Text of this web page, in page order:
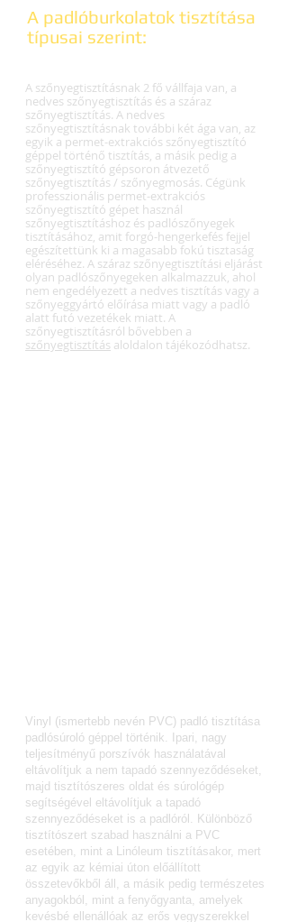
A padlóburkolatok tisztítása
típusai szerint:
A szőnyegtisztításnak 2 fő vállfaja van, a
nedves szőnyegtisztítás és a száraz
szőnyegtisztítás. A nedves
szőnyegtisztításnak további két ága van, az
egyik a permet-extrakciós szőnyegtisztító
géppel történő tisztítás, a másik pedig a
szőnyegtisztító gépsoron átvezető
szőnyegtisztítás / szőnyegmosás. Cégünk
professzionális permet-extrakciós
szőnyegtisztító gépet használ
szőnyegtisztításhoz és padlószőnyegek
tisztításához, amit forgó-hengerkefés fejjel
egészítettünk ki a magasabb fokú tisztaság
eléréséhez. A száraz szőnyegtisztítási eljárást
olyan padlószőnyegeken alkalmazzuk, ahol
nem engedélyezett a nedves tisztítás vagy a
szőnyeggyártó előírása miatt vagy a padló
alatt futó vezetékek miatt. A
szőnyegtisztításról bővebben a
szőnyegtisztítás aloldalon tájékozódhatsz.
Vinyl (ismertebb nevén PVC) padló tisztítása
padlósúroló géppel történik. Ipari, nagy
teljesítményű porszívók használatával
eltávolítjuk a nem tapadó szennyeződéseket,
majd tisztítószeres oldat és súrológép
segítségével eltávolítjuk a tapadó
szennyeződéseket is a padlóról. Különböző
tisztítószert szabad használni a PVC
esetében, mint a Linóleum tisztításakor, mert
az egyik az kémiai úton előállított
összetevőkből áll, a másik pedig természetes
anyagokból, mint a fenyőgyanta, amelyek
kevésbé ellenállóak az erős vegyszerekkel